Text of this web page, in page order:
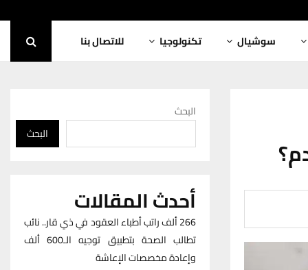
سوشيال تكنولوجيا للاتصال بنا
البحث
البحث
أحدث المقالات
266 ألف راتب أطباء العقود في ذي قار.. نائب
تطالب الصحة بتطبيق توجيه الـ600 ألف
وإعادة مخصصات الإعاشة